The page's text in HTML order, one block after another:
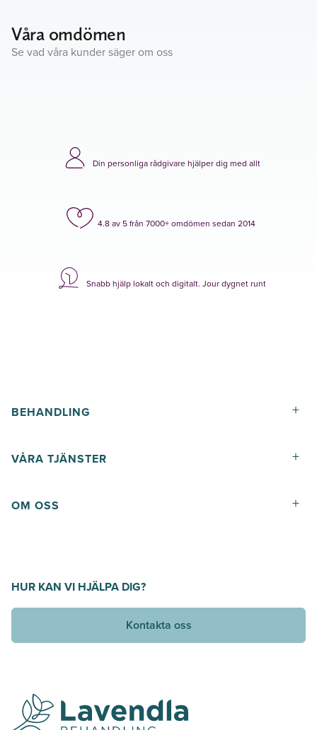
Våra omdömen
Se vad våra kunder säger om oss
Din personliga rådgivare hjälper dig med allt
4.8 av 5 från 7000+ omdömen sedan 2014
Snabb hjälp lokalt och digitalt. Jour dygnet runt
BEHANDLING +
VÅRA TJÄNSTER +
OM OSS +
HUR KAN VI HJÄLPA DIG?
Kontakta oss